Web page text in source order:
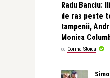
Radu Banciu:
de ras peste
tampenii,
Monica
de Corina Stoica